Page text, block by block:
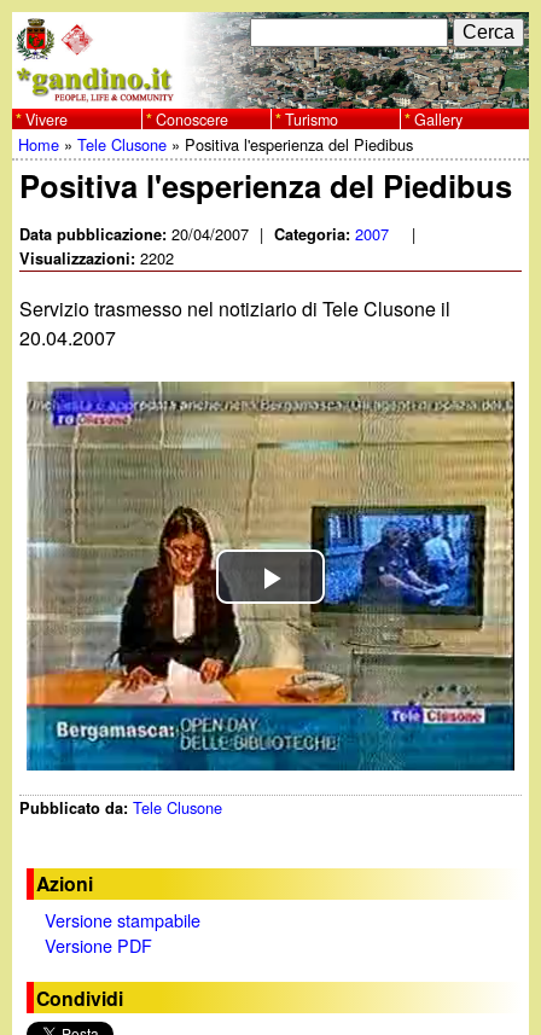
al
contenuto
principale
w
w
w
.
g
a
n
d
n
o
F
o
r
m
d
i
i
c
e
r
c
a
C
e
r
c
a
Vivere Conoscere Turismo Gallery
Tu
sei
qui
Home »Tele Clusone » Positiva l'esperienza del Piedibus
Positiva l'esperienza del Piedibus
Data pubblicazione:20/04/2007 | Categoria:2007 |
Visualizzazioni:2202
Servizio trasmesso nel notiziario di Tele Clusone il
20.04.2007
P
l
a
y
i
e
Pubblicato da:Tele Clusone
Azioni
Versione stampabile
Versione PDF
Condividi